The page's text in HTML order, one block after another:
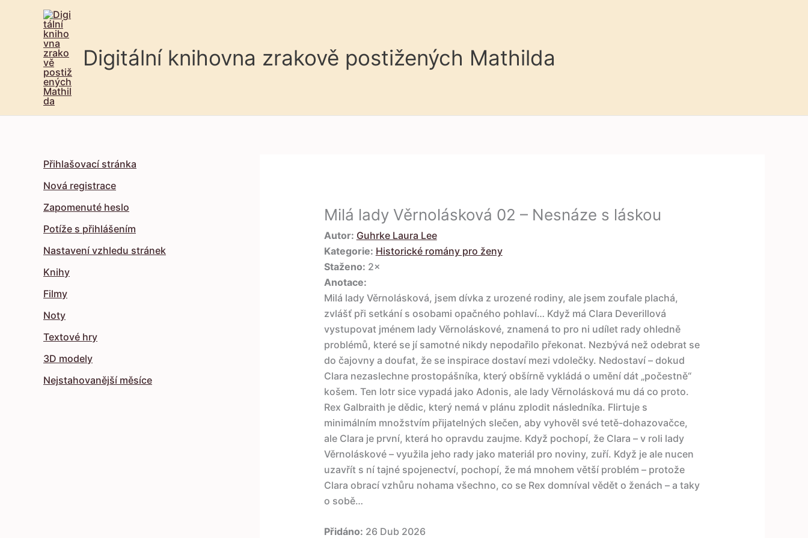
Digitální knihovna zrakově postižených Mathilda
Přihlašovací stránka
Nová registrace
Zapomenuté heslo
Potíže s přihlášením
Nastavení vzhledu stránek
Knihy
Filmy
Noty
Textové hry
3D modely
Nejstahovanější měsíce
Milá lady Věrnolásková 02 – Nesnáze s láskou
Autor: Guhrke Laura Lee
Kategorie: Historické romány pro ženy
Staženo: 2×
Anotace:
Milá lady Věrnolásková, jsem dívka z urozené rodiny, ale jsem zoufale plachá,
zvlášť při setkání s osobami opačného pohlaví… Když má Clara Deverillová
vystupovat jménem lady Věrnoláskové, znamená to pro ni udílet rady ohledně
problémů, které se jí samotné nikdy nepodařilo překonat. Nezbývá než odebrat se
do čajovny a doufat, že se inspirace dostaví mezi vdolečky. Nedostaví – dokud
Clara nezaslechne prostopášníka, který obšírně vykládá o umění dát „počestně“
košem. Ten lotr sice vypadá jako Adonis, ale lady Věrnolásková mu dá co proto.
Rex Galbraith je dědic, který nemá v plánu zplodit následníka. Flirtuje s
minimálním množstvím přijatelných slečen, aby vyhověl své tetě-dohazovačce,
ale Clara je první, která ho opravdu zaujme. Když pochopí, že Clara – v roli lady
Věrnoláskové – využila jeho rady jako materiál pro noviny, zuří. Když je ale nucen
uzavřít s ní tajné spojenectví, pochopí, že má mnohem větší problém – protože
Clara obrací vzhůru nohama všechno, co se Rex domníval vědět o ženách – a taky
o sobě…
Přidáno: 26 Dub 2026